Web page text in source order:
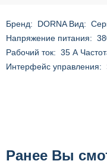
Бренд: DORNA Вид:
Напряжение питания:
Рабочий ток: 35 А
Интерфейс управления:
Ранее Вы